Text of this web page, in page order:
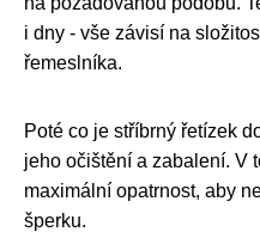
i dny - vše závisí na
řemeslníka.
Poté co je stříbrný řetízek
jeho očištění a zabalení. V
maximální opatrnost, aby
šperku.